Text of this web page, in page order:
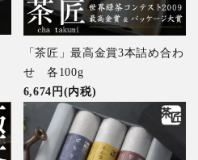
「茶匠」最高金賞3本詰め合わ
せ 各100g
6,674円(内税)